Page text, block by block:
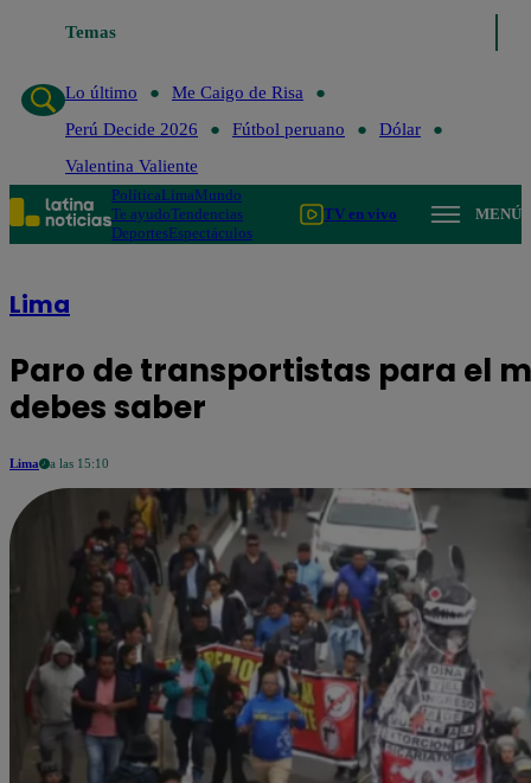
Temas
Lo último
Me Caigo de Risa
Perú Decide 2026
Fútbol peruano
Dólar
Valentina Valiente
PolíticaLimaMundo
Te ayudoTendencias
DeportesEspectáculos
TV en vivo MENÚ
Lima
Paro de transportistas para el
debes saber
Lima a las 15:10